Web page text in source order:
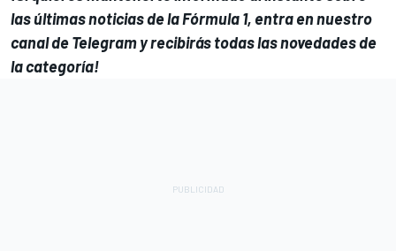
las últimas noticias de la Fórmula 1, entra ennuestro
canal de Telegramy recibirás todas las novedades de
la categoría!